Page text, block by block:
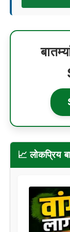
📈 लोकप्रिय